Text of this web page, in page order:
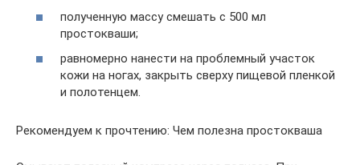
полученную массу смешать с 500 мл
простокваши;
равномерно нанести на проблемный участок
кожи на ногах, закрыть сверху пищевой пленкой
и полотенцем.
Рекомендуем к прочтению: Чем полезна простокваша